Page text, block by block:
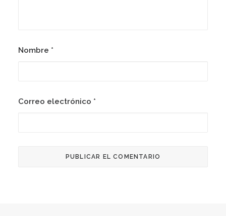
Nombre *
Correo electrónico *